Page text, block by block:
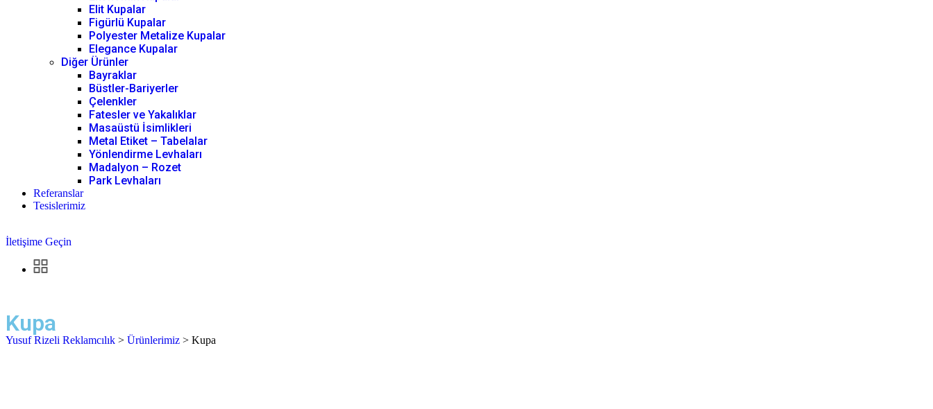
Elit Kupalar
Figürlü Kupalar
Polyester Metalize Kupalar
Elegance Kupalar
Diğer Ürünler
Bayraklar
Büstler-Bariyerler
Çelenkler
Fatesler ve Yakalıklar
Masaüstü İsimlikleri
Metal Etiket – Tabelalar
Yönlendirme Levhaları
Madalyon – Rozet
Park Levhaları
Referanslar
Tesislerimiz
İletişime Geçin
Kupa
Yusuf Rizeli Reklamcılık > Ürünlerimiz > Kupa